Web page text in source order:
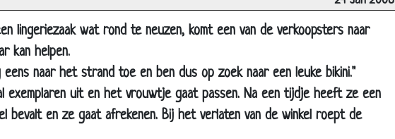
lingeriezaak wat rond te neuzen, komt een van de verkoopsters naar
kan helpen.
naar het strand toe en ben dus op zoek naar een leuke bikini."
exemplaren uit en het vrouwtje gaat passen. Na een tijdje heeft ze een
bevalt en ze gaat afrekenen. Bij het verlaten van de winkel roept de
3.46
3.83
2.92
3.36